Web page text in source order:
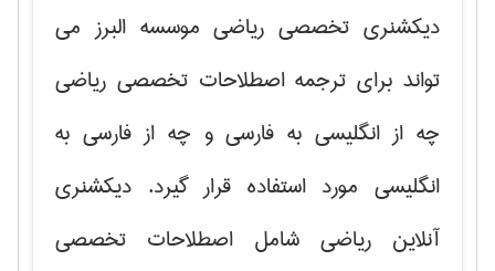
دیکشنری تخصصی ریاضی موسسه البرز می
تواند برای ترجمه اصطلاحات تخصصی ریاضی
چه از انگلیسی به فارسی و چه از فارسی به
انگلیسی مورد استفاده قرار گیرد. دیکشنری
آنلاین ریاضی شامل اصطلاحات تخصصی